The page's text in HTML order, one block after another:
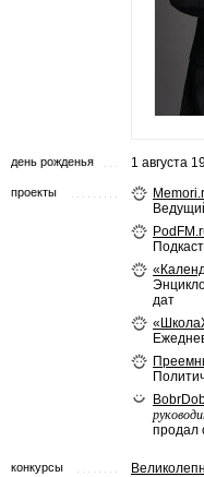
день рожденья 1 августа
проекты
дат
продал
конкурсы